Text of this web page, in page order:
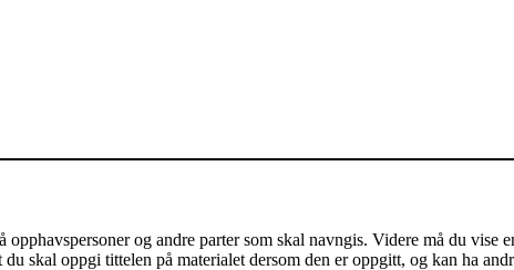
og andre parter som skal navngis. Videre må du vise
skal oppgi tittelen på materialet dersom den er oppgitt, og kan ha